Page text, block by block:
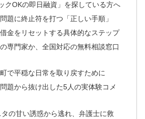
クOKの即日融資」を探している方へ
題に終止符を打つ「正しい手順」
金をリセットする具体的なステップ
専門家か、全国対応の無料相談窓口
で平穏な日常を取り戻すために
題から抜け出した5人の実体験コメ
の甘い誘惑から逃れ、弁護士に救